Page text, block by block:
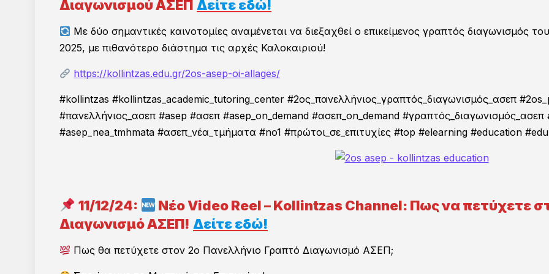
Διαγωνισμού ΑΣΕΠ Δείτε εδώ!
Με δύο σημαντικές καινοτομίες αναμένεται να διεξαχθεί ο επικείμενος γραπτός διαγωνισμός
2025, με πιθανότερο διάστημα τις αρχές Καλοκαιριού!
https://kollintzas.edu.gr/2os-asep-oi-allages/
#kollintzas #kollintzas_academic_tutoring_center #2ος_πανελλήνιος_γραπτός_διαγωνισμός_ασεπ
#πανελλήνιος_ασεπ #asep #ασεπ #asep_on_demand #ασεπ_on_demand #γραπτός_διαγωνισμός_ασεπ
#asep_nea_tmhmata #ασεπ_νέα_τμήματα #no1 #πρώτοι_σε_επιτυχίες #top #elearning #education
11/12/24:
Νέο Video Reel – Kollintzas Channel: Πως να πετύχετε
Διαγωνισμό ΑΣΕΠ! Δείτε εδώ!
Πως θα πετύχετε στον 2ο Πανελλήνιο Γραπτό Διαγωνισμό ΑΣΕΠ;
ξεκινήσω αργότερα» κοστίζει;
31/07/2026
32ος Διαγωνισμός ΕΣΔΔΑ: Τεθέντα Θέματα
Σταδίου!
09/07/2026
6ος Διαγωνισμός Δικαστικών Γραμματέων:
Τεθέντα Θέματα 2026 ΠΕ-ΤΕ-ΔΕ!